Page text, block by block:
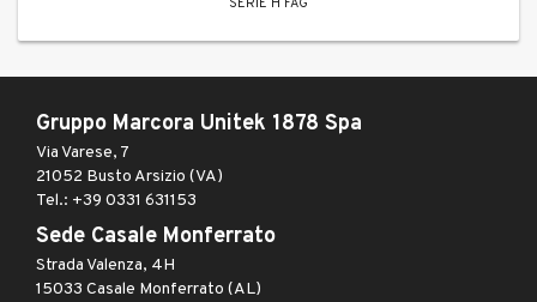
SERIE H FAG
Gruppo Marcora Unitek 1878 Spa
Via Varese, 7
21052 Busto Arsizio (VA)
Tel.: +39 0331 631153
Sede Casale Monferrato
Strada Valenza, 4H
15033 Casale Monferrato (AL)